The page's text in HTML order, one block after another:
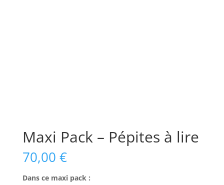
Maxi Pack – Pépites à lire
70,00 €
Dans ce maxi pack :